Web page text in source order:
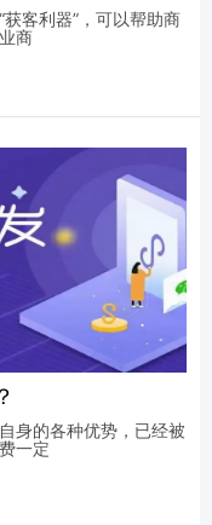
客利器”，可以帮助商
商
身的各种优势，已经被
一定